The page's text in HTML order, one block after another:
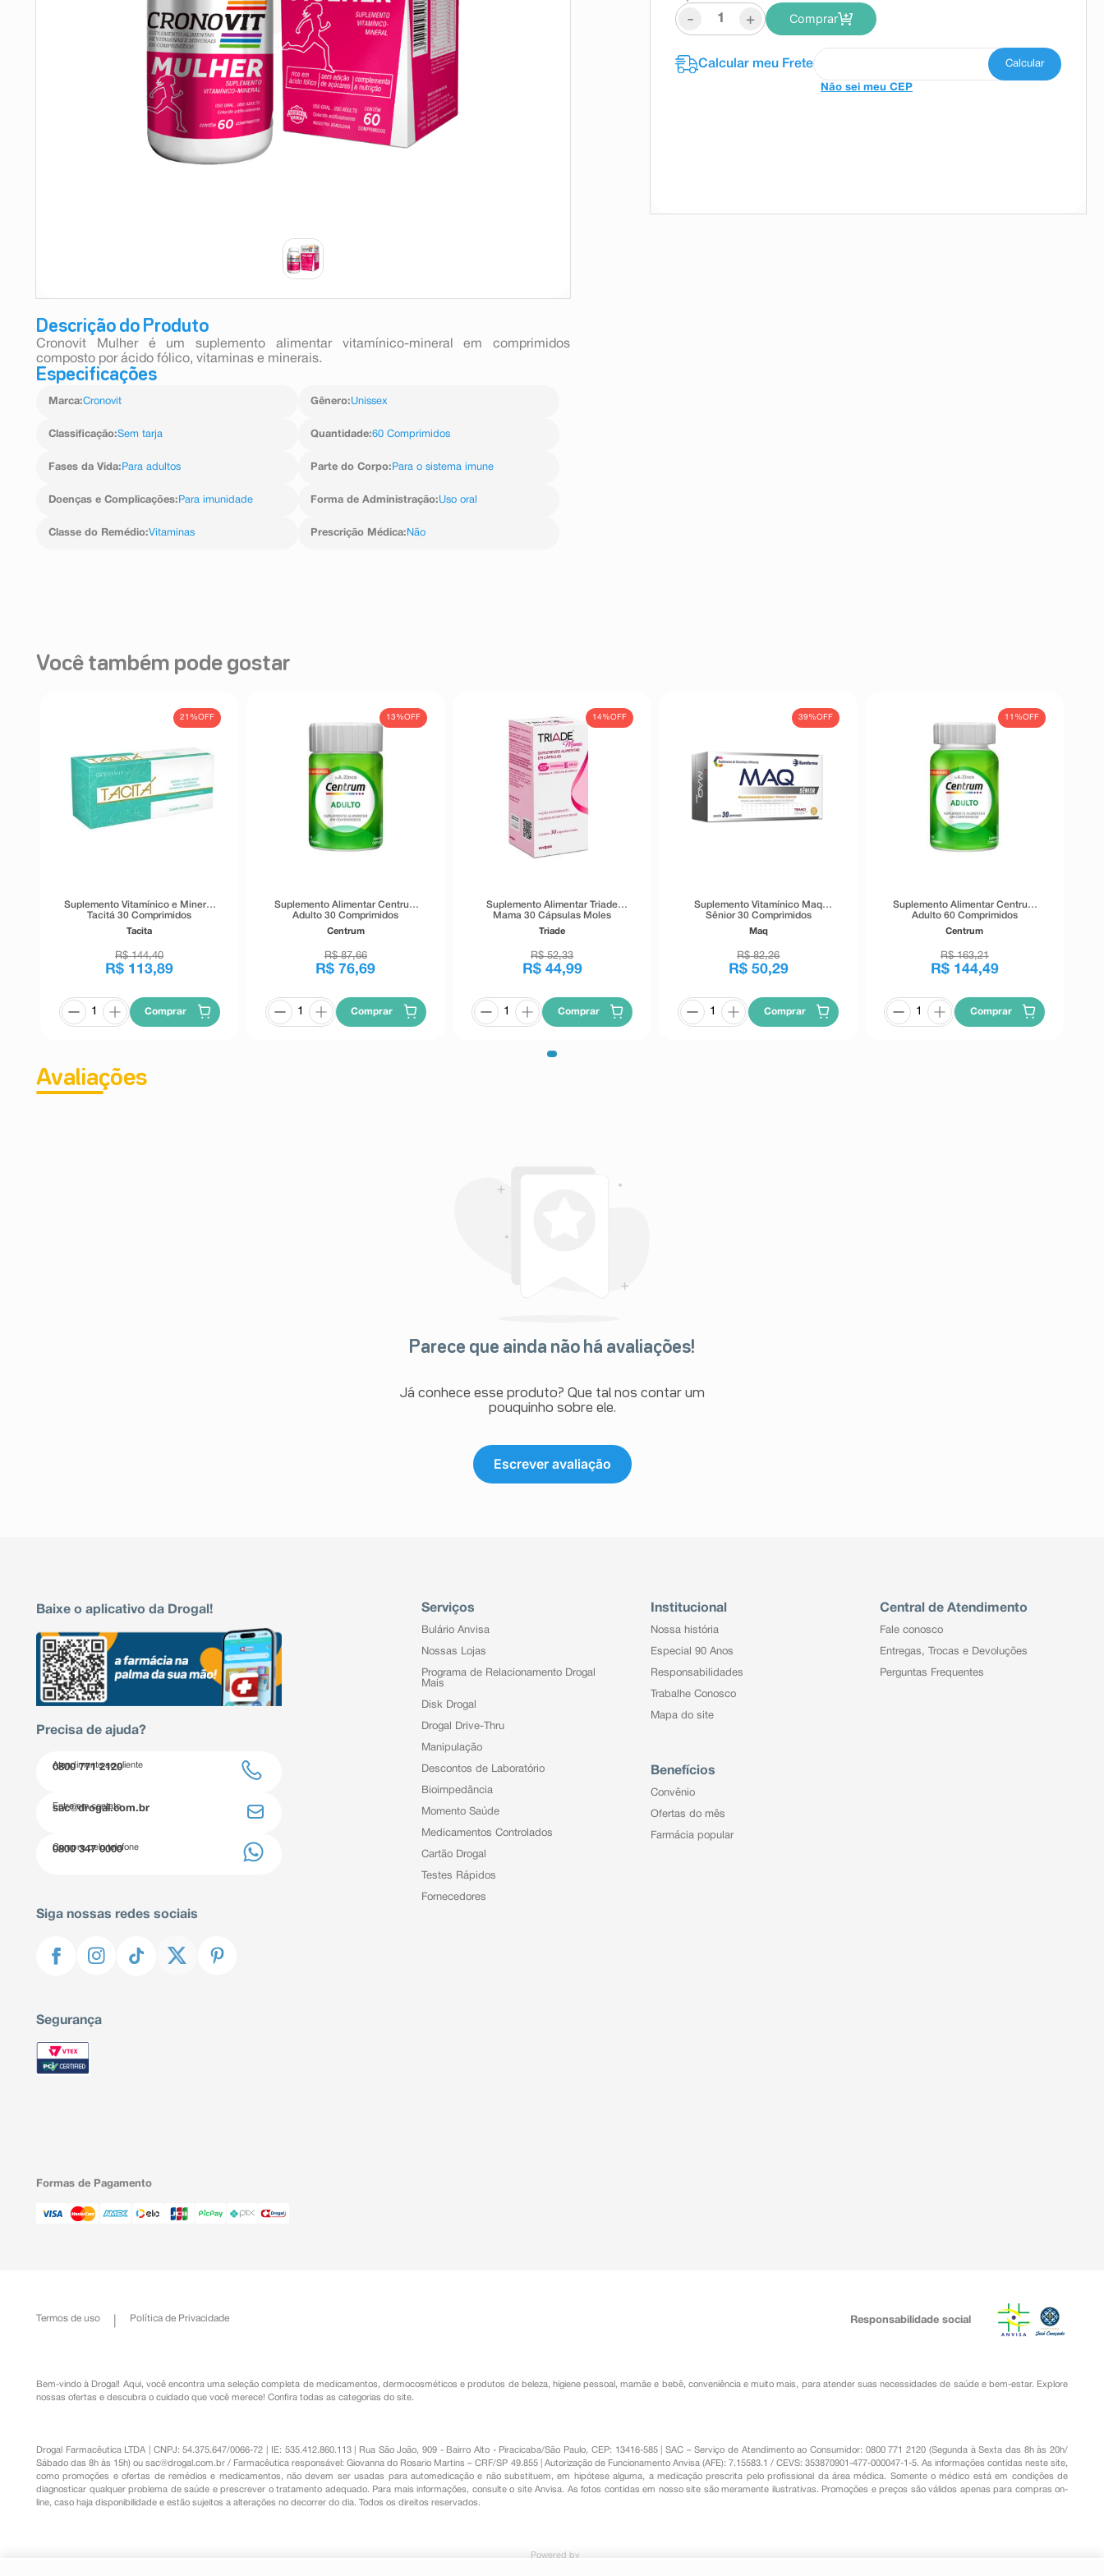
Descrição do Produto
Cronovit Mulher é um suplemento alimentar vitamínico-mineral em comprimidos
composto por ácido fólico, vitaminas e minerais.
Especificações
Marca:Cronovit Gênero:Unissex
Classificação:Sem tarja Quantidade:60 Comprimidos
Fases da Vida: Para adultos Parte do Corpo: Para o sistema imune
Doenças e Complicações: Para imunidade Forma de Administração:Uso oral
Classe do Remédio:Vitaminas Prescrição Médica: Não
- + Comprar
Não sei meu CEP
Você também pode gostar
21%OFF
Suplemento Vitamínico e Mineral
Tacitá 30 Comprimidos
Tacita
R$ 144,40
R$ 113,89
Comprar
13%OFF
Suplemento Alimentar Centrum
Adulto 30 Comprimidos
Centrum
R$ 87,66
R$ 76,69
Comprar
14%OFF
Suplemento Alimentar Triade
Mama 30 Cápsulas Moles
Triade
R$ 52,33
R$ 44,99
Comprar
39%OFF
Suplemento Vitamínico Maq
Sênior 30 Comprimidos
Maq
R$ 82,26
R$ 50,29
Comprar
11%OFF
Suplemento Alimentar Centrum
Adulto 60 Comprimidos
Centrum
R$ 163,21
R$ 144,49
Comprar
Avaliações
Parece que ainda não há avaliações!
Já conhece esse produto? Que tal nos contar um
pouquinho sobre ele.
Escrever avaliação
Baixe o aplicativo da Drogal!
Precisa de ajuda?
Atendimento ao cliente
0800 771 2120
Entre em contato
sac@drogal.com.br
Compre pelo telefone
0800 347 0000
Siga nossas redes sociais
Segurança
Serviços
Bulário Anvisa
Nossas Lojas
Programa de Relacionamento Drogal
Mais
Disk Drogal
Drogal Drive-Thru
Manipulação
Descontos de Laboratório
Bioimpedância
Momento Saúde
Medicamentos Controlados
Cartão Drogal
Testes Rápidos
Fornecedores
Institucional
Nossa história
Especial 90 Anos
Responsabilidades
Trabalhe Conosco
Mapa do site
Benefícios
Convênio
Ofertas do mês
Farmácia popular
Central de Atendimento
Fale conosco
Entregas, Trocas e Devoluções
Perguntas Frequentes
Formas de Pagamento
Termos de uso Política de Privacidade Responsabilidade social
Bem-vindo à Drogal! Aqui, você encontra uma seleção completa de medicamentos ,dermocosméticos e produtos de beleza, higiene pessoal ,mamãe e bebê, conveniênciae muito mais, para atender suas necessidades de saúde e bem-estar. Explore
nossas ofertas e descubra o cuidado que você merece! Confira todas as categorias do site.
Drogal Farmacêutica LTDA | CNPJ: 54.375.647/0066-72 | IE: 535.412.860.113 | Rua São João, 909 - Bairro Alto - Piracicaba/São Paulo, CEP: 13416-585 | SAC – Serviço de Atendimento ao Consumidor: 0800 771 2120 (Segunda à Sexta das 8h às 20h/
Sábado das 8h às 15h) ousac@drogal.com.br / Farmacêutica responsável: Giovanna do Rosario Martins – CRF/SP 49.855 | Autorização de Funcionamento Anvisa (AFE): 7.15583.1 / CEVS: 353870901-477-000047-1-5. As informações contidas neste site,
como promoções e ofertas de remédios e medicamentos, não devem ser usadas para automedicação e não substituem, em hipótese alguma, a medicação prescrita pelo profissional da área médica. Somente o médico está em condições de
diagnosticar qualquer problema de saúde e prescrever o tratamento adequado. Para mais informações, consulte o site Anvisa. As fotos contidas em nosso site são meramente ilustrativas. Promoções e preços são válidos apenas para compras on-
line, caso haja disponibilidade e estão sujeitos a alterações no decorrer do dia. Todos os direitos reservados.
Powered by
º esmalte
10ºabsorvente